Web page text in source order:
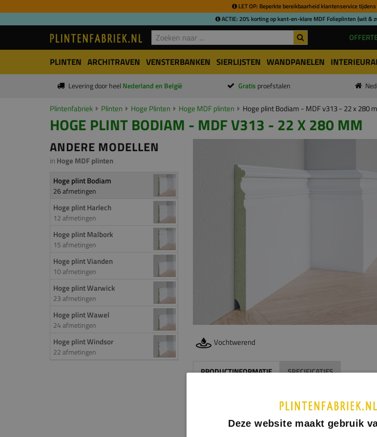
LET OP: Beperkte bereikbaarheid klantenservice
ACTIE: 20% korting op kant-en-klare MDF Folieplinten (wit
PLINTEN ARCHITRAVEN VENSTERBANKEN SIERLIJSTEN WANDPANELEN
Levering door heel Nederland en België Gratis proefstalen
Plintenfabriek Plinten Hoge Plinten Hoge MDF plinten Hoge plint Bodiam - MDF v313 - 22 x 280
HOGE PLINT BODIAM - MDF V313 - 22 X 280 MM
ANDERE MODELLEN
in Hoge MDF plinten
Hoge plint Bodiam
26 afmetingen
Hoge plint Harlech
12 afmetingen
Hoge plint Malbork
15 afmetingen
Hoge plint Vianden
10 afmetingen
Hoge plint Warwick
23 afmetingen
Hoge plint Wawel
24 afmetingen
Hoge plint Windsor
22 afmetingen
Vochtwerend
PRODUCTINFORMATIE SPECIFICATIES
een indrukwekkende en luxe afwerking van iedere ruimte.
de royale hoogte vormt dit model een echte blikvanger en
uitstekend tot zijn recht in woningen met hoge plafonds,
Deze website maakt gebruik